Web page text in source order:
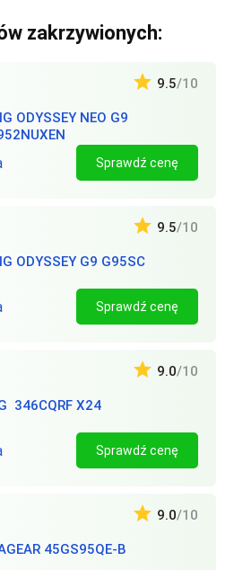
zakrzywionych:
ODYSSEY NEO G9
9.5/10
Sprawdź cenę
ODYSSEY G9 G95SC
9.5/10
Sprawdź cenę
346CQRF X24
9.0/10
Sprawdź cenę
45GS95QE-B
9.0/10